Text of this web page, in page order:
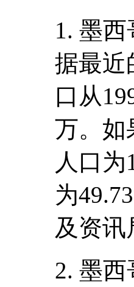
1. 墨
据最近
口从
万。如
人口
为
及资讯
2. 墨